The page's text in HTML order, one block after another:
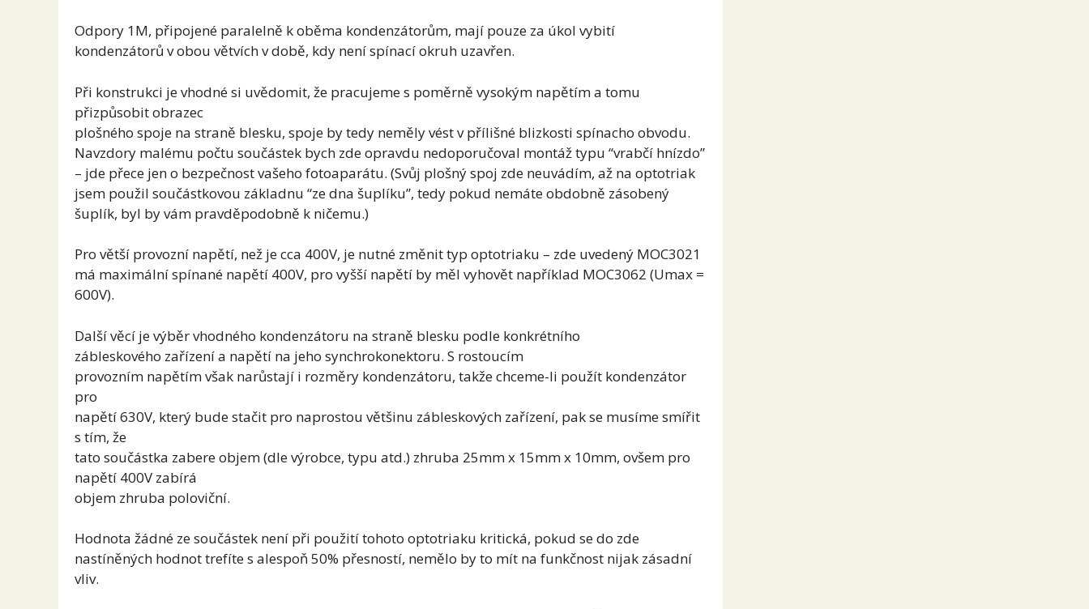
Odpory 1M, připojené paralelně k oběma kondenzátorům, mají pouze za úkol vybití
kondenzátorů v obou větvích v době, kdy není spínací okruh uzavřen.
Při konstrukci je vhodné si uvědomit, že pracujeme s poměrně vysokým napětím a tomu
přizpůsobit obrazec
plošného spoje na straně blesku, spoje by tedy neměly vést v přílišné blizkosti spínacho obvodu.
Navzdory malému počtu součástek bych zde opravdu nedoporučoval montáž typu “vrabčí hnízdo”
– jde přece jen o bezpečnost vašeho fotoaparátu. (Svůj plošný spoj zde neuvádím, až na optotriak
jsem použil součástkovou základnu “ze dna šuplíku”, tedy pokud nemáte obdobně zásobený
šuplík, byl by vám pravděpodobně k ničemu.)
Pro větší provozní napětí, než je cca 400V, je nutné změnit typ optotriaku – zde uvedený MOC3021
má maximální spínané napětí 400V, pro vyšší napětí by měl vyhovět například MOC3062 (Umax =
600V).
Další věcí je výběr vhodného kondenzátoru na straně blesku podle konkrétního
zábleskového zařízení a napětí na jeho synchrokonektoru. S rostoucím
provozním napětím však narůstají i rozměry kondenzátoru, takže chceme-li použít kondenzátor
pro
napětí 630V, který bude stačit pro naprostou většinu zábleskových zařízení, pak se musíme smířit
s tím, že
tato součástka zabere objem (dle výrobce, typu atd.) zhruba 25mm x 15mm x 10mm, ovšem pro
napětí 400V zabírá
objem zhruba poloviční.
Hodnota žádné ze součástek není při použití tohoto optotriaku kritická, pokud se do zde
nastíněných hodnot trefíte s alespoň 50% přesností, nemělo by to mít na funkčnost nijak zásadní
vliv.